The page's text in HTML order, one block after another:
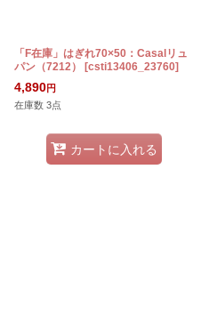
「F在庫」はぎれ70×50：Casalリュ
パン（7212）
[csti13406_23760]
4,890円
在庫数 3点
カートに入れる